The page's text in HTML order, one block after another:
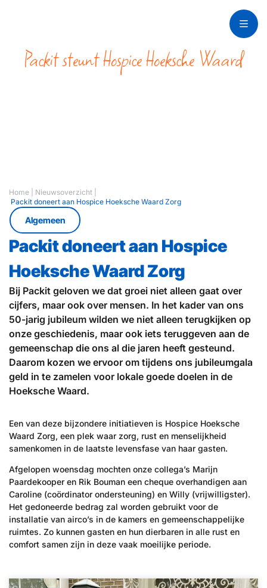
Packit steunt Hospice Hoeksche Waard
Home Nieuwsoverzicht
Packit doneert aan Hospice Hoeksche Waard Zorg
Algemeen
Packit doneert aan Hospice
Hoeksche Waard Zorg
Bij Packit geloven we dat groei niet alleen gaat over
cijfers, maar ook over mensen. In het kader van ons
50-jarig jubileum wilden we niet alleen terugkijken op
onze geschiedenis, maar ook iets teruggeven aan de
gemeenschap die ons al die jaren heeft gesteund.
Daarom kozen we ervoor om tijdens ons jubileumgala
geld in te zamelen voor lokale goede doelen in de
Hoeksche Waard.
Een van deze bijzondere initiatieven is Hospice Hoeksche
Waard Zorg, een plek waar zorg, rust en menselijkheid
samenkomen in de laatste levensfase van haar gasten.
Afgelopen woensdag mochten onze collega’s Marijn
Paardekooper en Rik Bouman een cheque overhandigen aan
Caroline (coördinator ondersteuning) en Willy (vrijwilligster).
Het gedoneerde bedrag zal worden gebruikt voor de
installatie van airco’s in de kamers en gemeenschappelijke
ruimtes. Zo kunnen gasten en hun dierbaren in alle rust en
comfort samen zijn in deze vaak moeilijke periode.